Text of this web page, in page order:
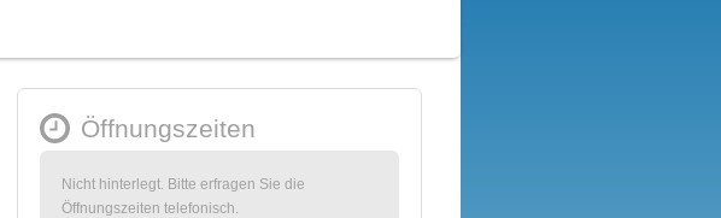
Öffnungszeiten
Nicht hinterlegt. Bitte erfragen Sie die
Öffnungszeiten telefonisch.